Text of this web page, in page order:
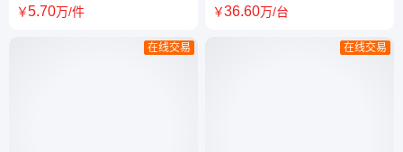
制冷机组 配送海鲜鱼虾蟹螺
￥5.70万/件
在线交易
500-1000kw电力抢修发电车 东
￥36.60万/台
在线交易